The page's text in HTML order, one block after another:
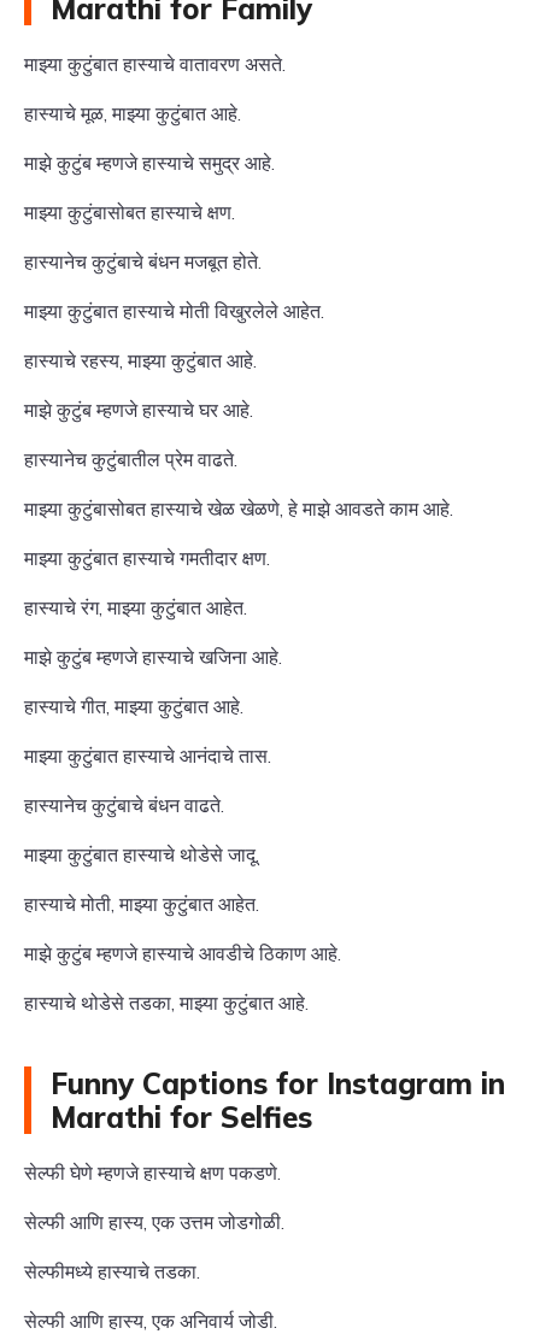
Marathi for Family
माझ्या कुटुंबात हास्याचे वातावरण असते.
हास्याचे मूळ, माझ्या कुटुंबात आहे.
माझे कुटुंब म्हणजे हास्याचे समुद्र आहे.
माझ्या कुटुंबासोबत हास्याचे क्षण.
हास्यानेच कुटुंबाचे बंधन मजबूत होते.
माझ्या कुटुंबात हास्याचे मोती विखुरलेले आहेत.
हास्याचे रहस्य, माझ्या कुटुंबात आहे.
माझे कुटुंब म्हणजे हास्याचे घर आहे.
हास्यानेच कुटुंबातील प्रेम वाढते.
माझ्या कुटुंबासोबत हास्याचे खेळ खेळणे, हे माझे आवडते काम आहे.
माझ्या कुटुंबात हास्याचे गमतीदार क्षण.
हास्याचे रंग, माझ्या कुटुंबात आहेत.
माझे कुटुंब म्हणजे हास्याचे खजिना आहे.
हास्याचे गीत, माझ्या कुटुंबात आहे.
माझ्या कुटुंबात हास्याचे आनंदाचे तास.
हास्यानेच कुटुंबाचे बंधन वाढते.
माझ्या कुटुंबात हास्याचे थोडेसे जादू.
हास्याचे मोती, माझ्या कुटुंबात आहेत.
माझे कुटुंब म्हणजे हास्याचे आवडीचे ठिकाण आहे.
हास्याचे थोडेसे तडका, माझ्या कुटुंबात आहे.
Funny Captions for Instagram in
Marathi for Selfies
सेल्फी घेणे म्हणजे हास्याचे क्षण पकडणे.
सेल्फी आणि हास्य, एक उत्तम जोडगोळी.
सेल्फीमध्ये हास्याचे तडका.
सेल्फी आणि हास्य, एक अनिवार्य जोडी.